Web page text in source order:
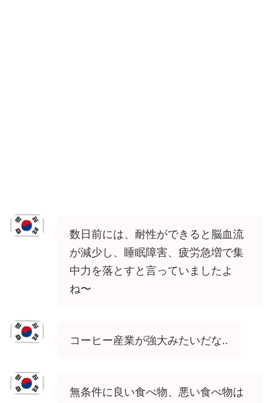
数日前には、耐性ができると脳血流
が減少し、睡眠障害、疲労急増で集
中力を落とすと言っていましたよ
ね〜
コーヒー産業が強大みたいだな..
無条件に良い食べ物、悪い食べ物は